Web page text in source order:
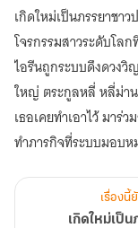
เกิดใหม่เป็นภรรยาชา
โจรกรรมสาวระดับโล
ไอรีนถูกระบบดึงดวง
ใหญ่ ตระกูลหลี่ หลี่ม่า
เธอเคยทำเอาไว้ มาร่
เรื่องนี้
เกิดใหม่เป็